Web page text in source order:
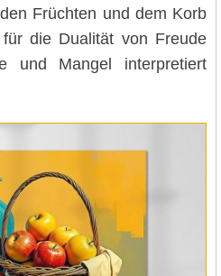
Früchten und dem Korb
die Dualität von Freude
und Mangel interpretiert